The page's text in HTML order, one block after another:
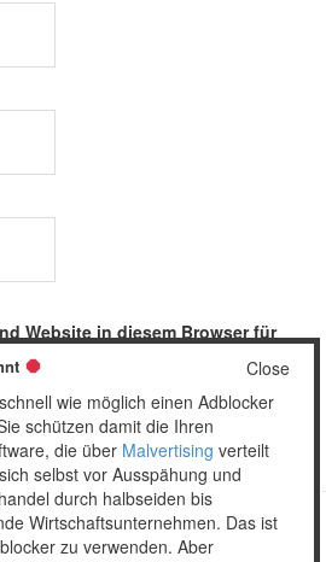
Website in diesem Browser für
speichern.
Unser täglich Spam.
Close
wie möglich einen Adblocker
schützen damit die Ihren
die über Malvertising verteilt
selbst vor Ausspähung und
durch halbseiden bis
Wirtschaftsunternehmen. Das ist
zu verwenden. Aber